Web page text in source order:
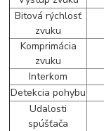
Bitová rýchlosť
zvuku
Komprimácia
zvuku
Interkom
Detekcia pohybu
Udalosti
spúšťača